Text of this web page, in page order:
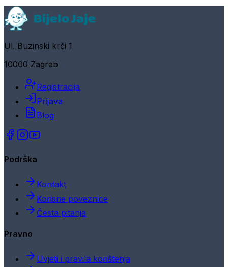
Ul. Buzinski krči 1
10000 Zagreb
Registracija
Prijava
Blog
Podrška
Kontakt
Korisne poveznice
Česta pitanja
Pravno
Uvjeti i pravila korištenja